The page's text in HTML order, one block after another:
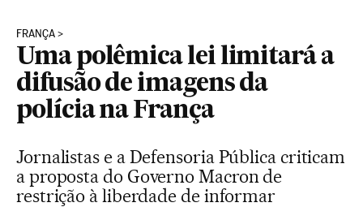
FRANÇA
Uma polêmica lei limitará a
difusão de imagens da
polícia na França
Jornalistas e a Defensoria Pública criticam
a proposta do Governo Macron de
restrição à liberdade de informar